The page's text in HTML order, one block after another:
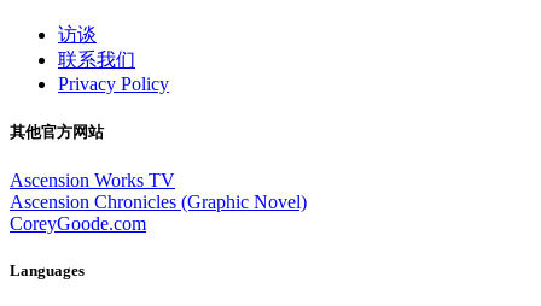
访谈
联系我们
Privacy Policy
其他官方网站
Ascension Works TV
Ascension Chronicles (Graphic Novel)
CoreyGoode.com
Languages